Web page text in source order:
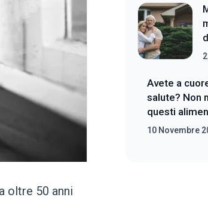
oltre 50 anni
Avete a
salute? Non
questi
10 Novembre